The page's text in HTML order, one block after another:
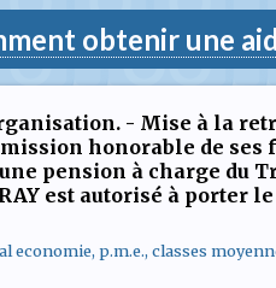
obtenir une
- Mise à la
honorable de
pension à charge du
est autorisé à porter
economie, p.m.e., classes